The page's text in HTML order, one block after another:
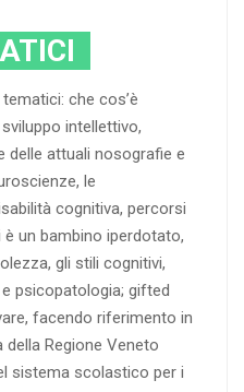
che cos’è
intellettivo,
delle attuali nosografie e
le
cognitiva, percorsi
un bambino iperdotato,
gli stili cognitivi,
psicopatologia; gifted
facendo riferimento in
della Regione Veneto
sistema scolastico per i